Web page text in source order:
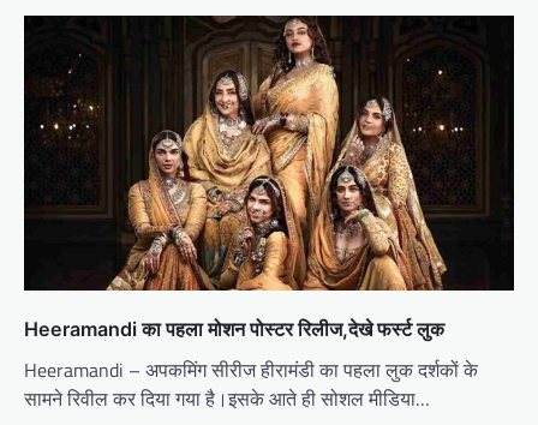
Heeramandi का पहला मोशन पोस्टर रिलीज,देखे फर्स्ट लुक
Heeramandi – अपकमिंग सीरीज हीरामंडी का पहला लुक दर्शकों के
सामने रिवील कर दिया गया है।इसके आते ही सोशल मीडिया…